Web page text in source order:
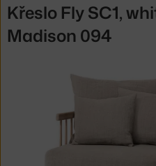
Křeslo Fly SC1,
Madison 094